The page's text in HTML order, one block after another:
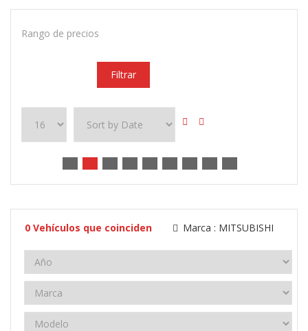
Rango de precios
Filtrar
0 Vehículos que coinciden Marca : MITSUBISHI